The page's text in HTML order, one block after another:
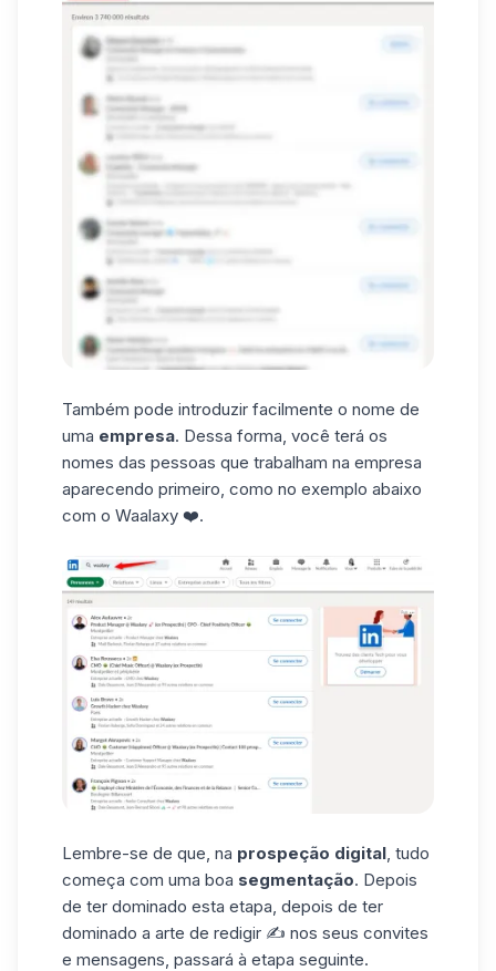
Também pode introduzir facilmente o nome de
uma empresa. Dessa forma, você terá os
nomes das pessoas que trabalham na empresa
aparecendo primeiro, como no exemplo abaixo
com o Waalaxy ❤️.
Lembre-se de que, na prospeção digital , tudo
começa com uma boa segmentação. Depois
de ter dominado esta etapa, depois de ter
dominado a arte de redigir ✍️ nos seus convites
e mensagens, passará à etapa seguinte.